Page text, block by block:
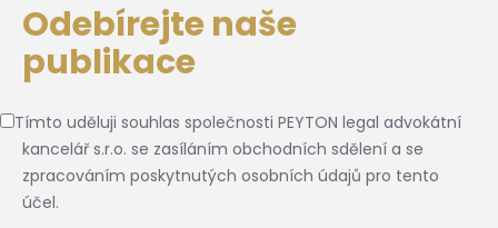
Odebírejte naše
publikace
Tímto uděluji souhlas společnosti PEYTON legal advokátní
kancelář s.r.o. se zasíláním obchodních sdělení a se
zpracováním poskytnutých osobních údajů pro tento
účel.